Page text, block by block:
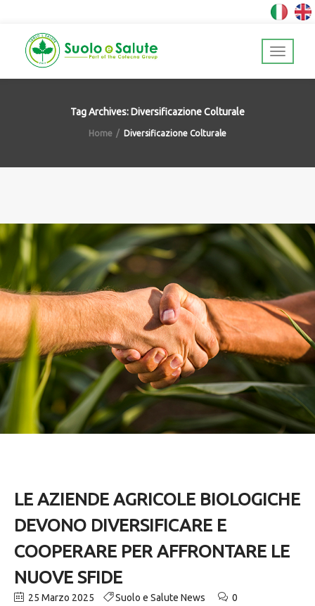
Tag Archives: Diversificazione Colturale
Home Diversificazione Colturale
LE AZIENDE AGRICOLE BIOLOGICHE
DEVONO DIVERSIFICARE E
COOPERARE PER AFFRONTARE LE
NUOVE SFIDE
25 Marzo 2025 Suolo e Salute News 0